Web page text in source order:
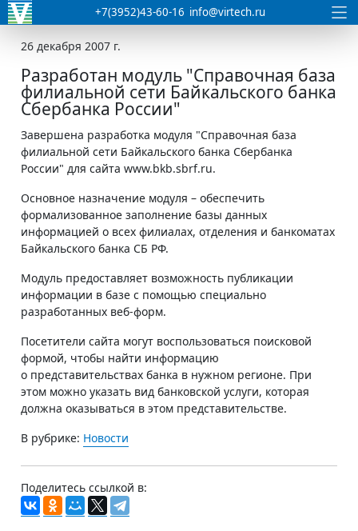
+7(3952)43-60-16 info@virtech.ru
26 декабря 2007 г.
Разработан модуль "Справочная база
филиальной сети Байкальского банка
Сбербанка России"
Завершена разработка модуля "Справочная база
филиальной сети Байкальского банка Сбербанка
России" для сайта www.bkb.sbrf.ru.
Основное назначение модуля – обеспечить
формализованное заполнение базы данных
информацией о всех филиалах, отделения и банкоматах
Байкальского банка СБ РФ.
Модуль предоставляет возможность публикации
информации в базе с помощью специально
разработанных веб-форм.
Посетители сайта могут воспользоваться поисковой
формой, чтобы найти информацию
о представительствах банка в нужном регионе. При
этом можно указать вид банковской услуги, которая
должна оказываться в этом представительстве.
В рубрике: Новости
Поделитесь ссылкой в: